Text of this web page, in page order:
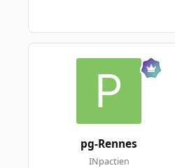
pg-Rennes
INpactien